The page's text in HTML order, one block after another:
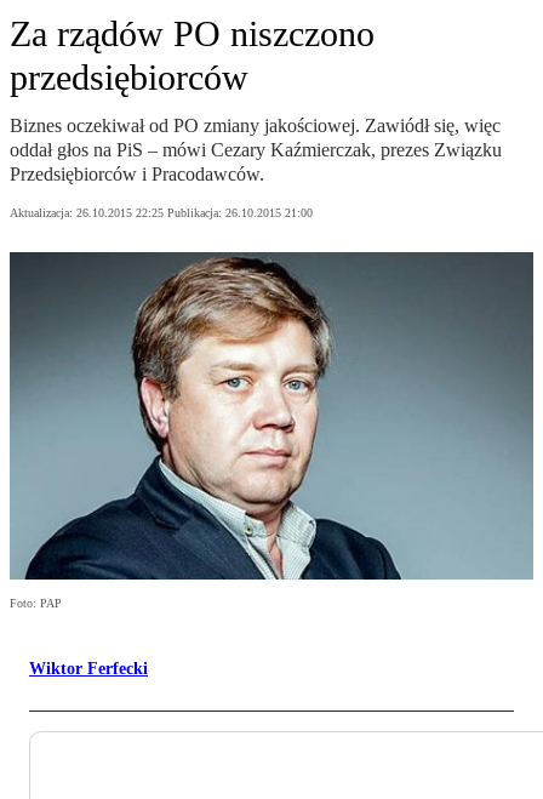
Za rządów PO niszczono
przedsiębiorców
Biznes oczekiwał od PO zmiany jakościowej. Zawiódł się, więc
oddał głos na PiS – mówi Cezary Kaźmierczak, prezes Związku
Przedsiębiorców i Pracodawców.
Aktualizacja: 26.10.2015 22:25 Publikacja: 26.10.2015 21:00
Foto: PAP
Wiktor Ferfecki